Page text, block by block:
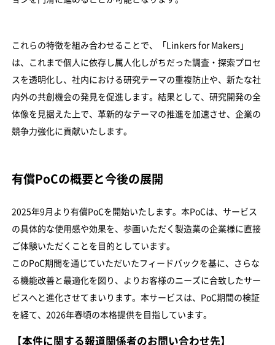
これらの特徴を組み合わせることで、「Linkers for Makers」
は、これまで個人に依存し属人化しがちだった調査・探索プロセ
スを透明化し、社内における研究テーマの重複防止や、新たな社
内外の共創機会の発見を促進します。結果として、研究開発の全
体像を見据えた上で、革新的なテーマの推進を加速させ、企業の
競争力強化に貢献いたします。
有償PoCの概要と今後の展開
2025年9月より有償PoCを開始いたします。本PoCは、サービス
の具体的な使用感や効果を、参画いただく製造業の企業様に直接
ご体験いただくことを目的としています。
このPoC期間を通じていただいたフィードバックを基に、さらな
る機能改善と最適化を図り、よりお客様のニーズに合致したサー
ビスへと進化させてまいります。本サービスは、PoC期間の検証
を経て、2026年春頃の本格提供を目指しています。
【本件に関する報道関係者のお問い合わせ先】